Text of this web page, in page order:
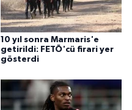
10 yıl sonra Marmaris'e
getirildi: FETÖ'cü firari yer
gösterdi